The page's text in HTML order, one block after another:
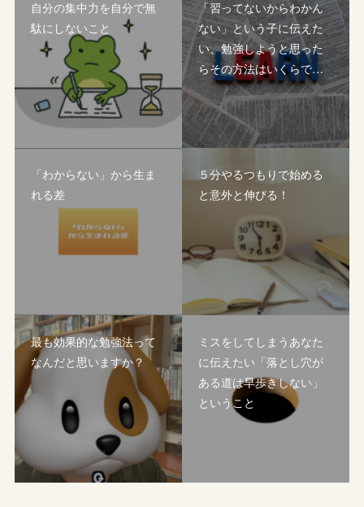
自分の集中力を自分で無
駄にしないこと
「習ってないからわかん
ない」という子に伝えた
い、勉強しようと思った
らその方法はいくらで…
「わからない」から生ま
れる差
５分やるつもりで始める
と意外と伸びる！
最も効果的な勉強法って
なんだと思いますか？
ミスをしてしまうあなた
に伝えたい「落とし穴が
ある道は早歩きしない」
ということ